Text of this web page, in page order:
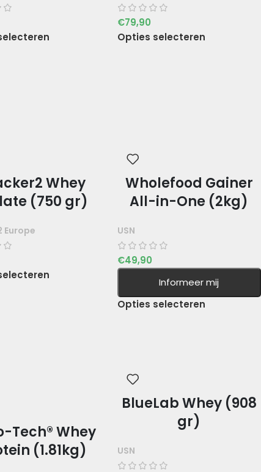
€79,90
Opties selecteren
Whey
(750 gr)
Europe
Wholefood Gainer
All-in-One (2kg)
USN
€49,90
Informeer mij
Opties selecteren
Tech® Whey
(1.81kg)
BlueLab Whey (908
gr)
USN